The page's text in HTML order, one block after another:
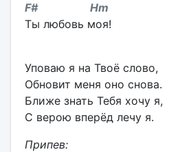
F# Hm
Ты любовь моя!
Уповаю я на Твоё слово,
Обновит меня оно снова.
Ближе знать Тебя хочу я,
С верою вперёд лечу я.
Припев: